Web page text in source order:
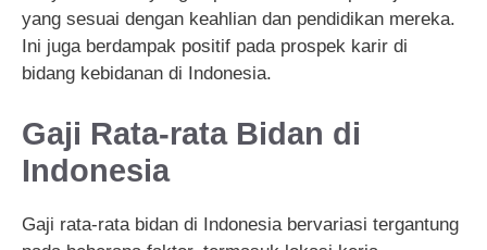
yang sesuai dengan keahlian dan pendidikan mereka.
Ini juga berdampak positif pada prospek karir di
bidang kebidanan di Indonesia.
Gaji Rata-rata Bidan di
Indonesia
Gaji rata-rata bidan di Indonesia bervariasi tergantung